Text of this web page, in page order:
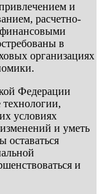
и
расчетно-
в
организациях
Федерации
технологии,
условиях
и уметь
оставаться
и